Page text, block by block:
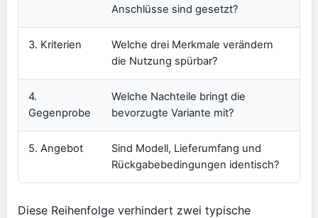
Anschlüsse sind gesetzt?
3. Kriterien
Welche drei Merkmale verändern
die Nutzung spürbar?
4.
Gegenprobe
Welche Nachteile bringt die
bevorzugte Variante mit?
5. Angebot
Sind Modell, Lieferumfang und
Rückgabebedingungen identisch?
Diese Reihenfolge verhindert zwei typische